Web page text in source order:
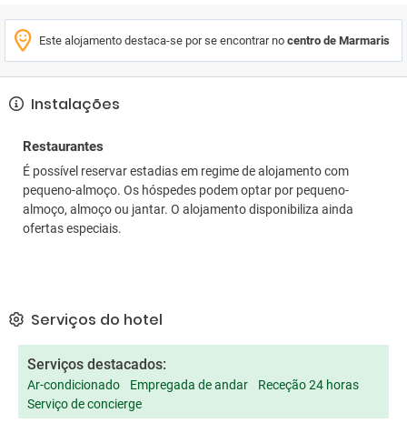
Este alojamento destaca-se por se encontrar no centro de Marmaris
Instalações
Restaurantes
É possível reservar estadias em regime de alojamento com
pequeno-almoço. Os hóspedes podem optar por pequeno-
almoço, almoço ou jantar. O alojamento disponibiliza ainda
ofertas especiais.
Serviços do hotel
Serviços destacados:
Ar-condicionado Empregada de andar
Receção 24 horas
Serviço de concierge